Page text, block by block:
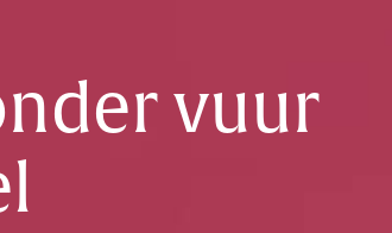
vuur